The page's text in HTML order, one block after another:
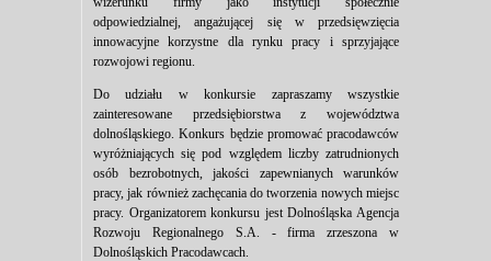
odpowiedzialnej, angażującej się w przedsięwzięcia
innowacyjne korzystne dla rynku pracy i sprzyjające
rozwojowi regionu.
Do udziału w konkursie zapraszamy wszystkie
zainteresowane przedsiębiorstwa z województwa
dolnośląskiego. Konkurs będzie promować pracodawców
wyróżniających się pod względem liczby zatrudnionych
osób bezrobotnych, jakości zapewnianych warunków
pracy, jak również zachęcania do tworzenia nowych miejsc
pracy. Organizatorem konkursu jest Dolnośląska Agencja
Rozwoju Regionalnego S.A. - firma zrzeszona w
Dolnośląskich Pracodawcach.